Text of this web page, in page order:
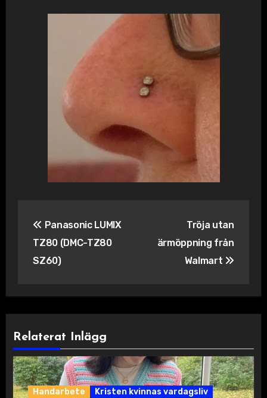
Panasonic LUMIX
TZ80 (DMC-TZ80
SZ60)
Tröja utan
ärmöppning från
Walmart
Relaterat Inlägg
Handarbete
Kristen kvinnas vardagsliv